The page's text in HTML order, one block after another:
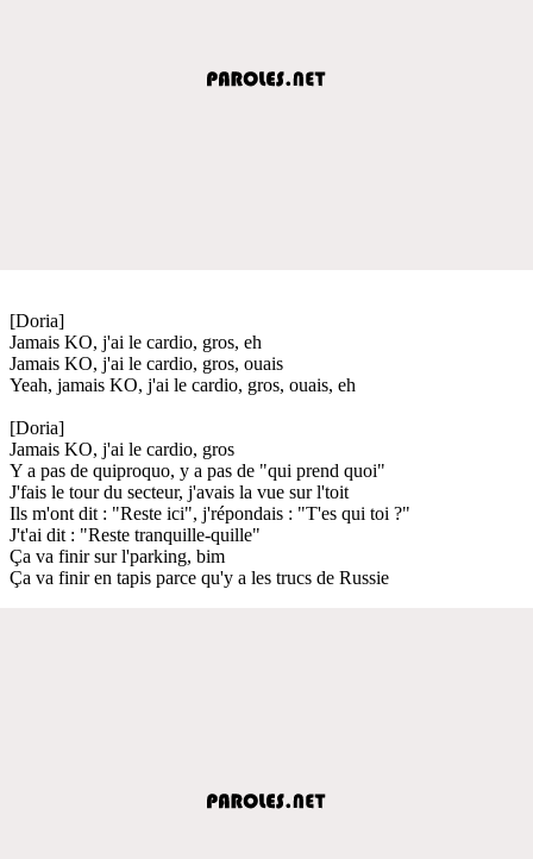
[Doria]
Jamais KO, j'ai le cardio, gros, eh
Jamais KO, j'ai le cardio, gros, ouais
Yeah, jamais KO, j'ai le cardio, gros, ouais, eh
[Doria]
Jamais KO, j'ai le cardio, gros
Y a pas de quiproquo, y a pas de "qui prend quoi"
J'fais le tour du secteur, j'avais la vue sur l'toit
Ils m'ont dit : "Reste ici", j'répondais : "T'es qui toi ?"
J't'ai dit : "Reste tranquille-quille"
Ça va finir sur l'parking, bim
Ça va finir en tapis parce qu'y a les trucs de Russie